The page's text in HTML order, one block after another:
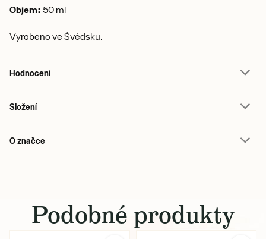
Objem: 50 ml
Vyrobeno ve Švédsku.
Hodnocení
Složení
O značce
Podobné produkty